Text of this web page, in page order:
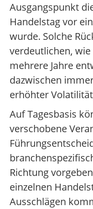
Ausgangspunkt
Handelstag vor
wurde. Solche
verdeutlichen,
mehrere Jahre
dazwischen
erhöhter
Auf Tagesbasis
verschobene
Richtung
einzelnen
Ausschlägen